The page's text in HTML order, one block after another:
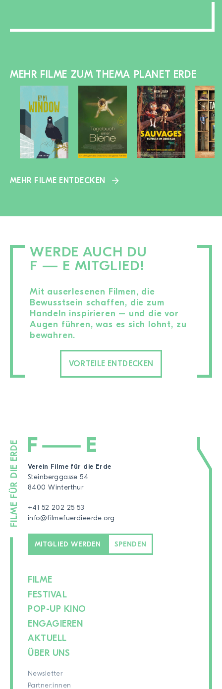
MEHR FILME ZUM THEMA PLANET ERDE
MEHR FILME ENTDECKEN
WERDE AUCH DU
F — E MITGLIED!
Mit auserlesenen Filmen, die
Bewusstsein schaffen, die zum
Handeln inspirieren – und die vor
Augen führen, was es sich lohnt, zu
bewahren.
VORTEILE ENTDECKEN
Verein Filme für die Erde
Steinberggasse 54
8400 Winterthur
+41 52 202 25 53
info@filmefuerdieerde.org
MITGLIED WERDEN SPENDEN
FILME
FESTIVAL
POP-UP KINO
ENGAGIEREN
AKTUELL
ÜBER UNS
Newsletter
Partner:innen